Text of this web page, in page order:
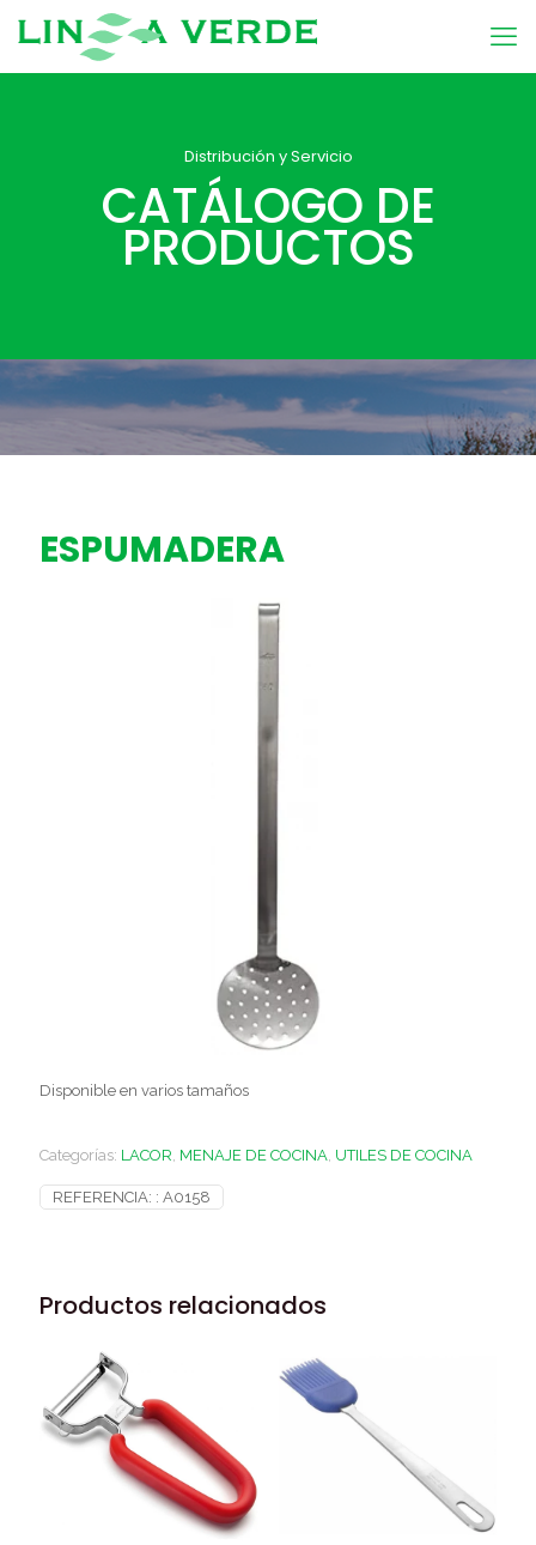
Distribución y Servicio
CATÁLOGO DE
PRODUCTOS
ESPUMADERA
Disponible en varios tamaños
Categorías: LACOR, MENAJE DE COCINA, UTILES DE COCINA
REFERENCIA: : A0158
Productos relacionados